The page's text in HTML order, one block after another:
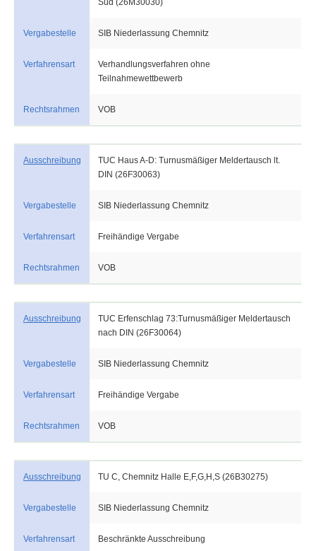
Süd (26M30030)
Vergabestelle SIB Niederlassung Chemnitz
Verfahrensart
Verhandlungsverfahren ohne
Teilnahmewettbewerb
Rechtsrahmen VOB
Ausschreibung
TUC Haus A-D: Turnusmäßiger Meldertausch lt.
DIN (26F30063)
Vergabestelle SIB Niederlassung Chemnitz
Verfahrensart Freihändige Vergabe
Rechtsrahmen VOB
Ausschreibung
TUC Erfenschlag 73:Turnusmäßiger Meldertausch
nach DIN (26F30064)
Vergabestelle SIB Niederlassung Chemnitz
Verfahrensart Freihändige Vergabe
Rechtsrahmen VOB
Ausschreibung TU C, Chemnitz Halle E,F,G,H,S (26B30275)
Vergabestelle SIB Niederlassung Chemnitz
Verfahrensart Beschränkte Ausschreibung